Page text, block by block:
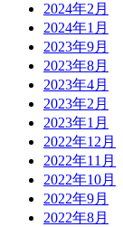
2024年2月
2024年1月
2023年9月
2023年8月
2023年4月
2023年2月
2023年1月
2022年12月
2022年11月
2022年10月
2022年9月
2022年8月